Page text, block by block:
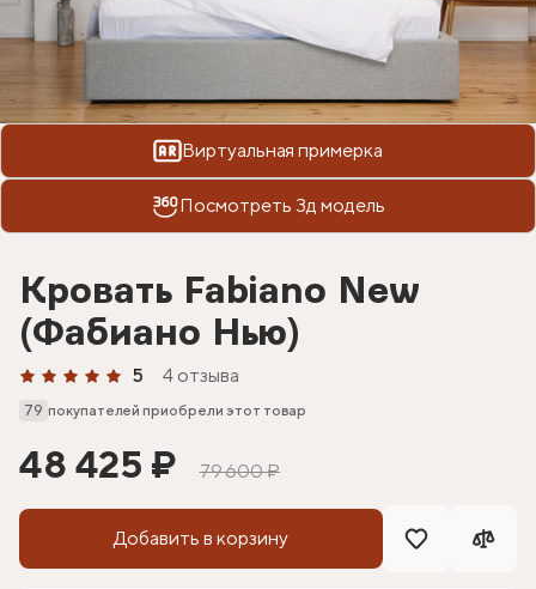
Виртуальная примерка
Посмотреть 3д модель
Кровать Fabiano New
(Фабиано Нью)
5 4 отзыва
79 покупателей приобрели этот товар
48 425 ₽ 79 600 ₽
Добавить в корзину